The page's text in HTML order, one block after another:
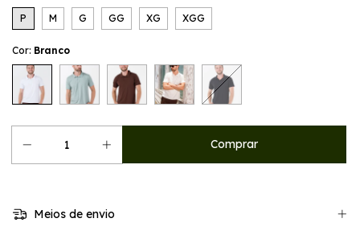
P M G GG XG XGG
Cor: Branco
Meios de envio